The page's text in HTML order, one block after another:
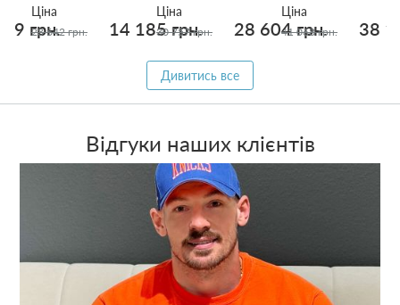
Про нас
грн.
Ціна
23 642 грн. 14 185 грн.
Ціна
30 757 грн. 28 604 грн.
Ціна
41 068 грн. 38
Дивитись все
Відгуки наших клієнтів
Денис Бойко:
Футболіст, воротар збірної
України.Чемпіон 2021-2022 рр.
Як професійний спортсмен я розумію, наскільки важливим є